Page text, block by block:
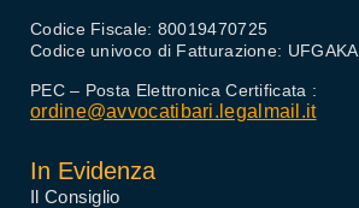
Codice Fiscale: 80019470725
Codice univoco di Fatturazione: UFGAKA
PEC – Posta Elettronica Certificata :
ordine@avvocatibari.legalmail.it
In Evidenza
Il Consiglio